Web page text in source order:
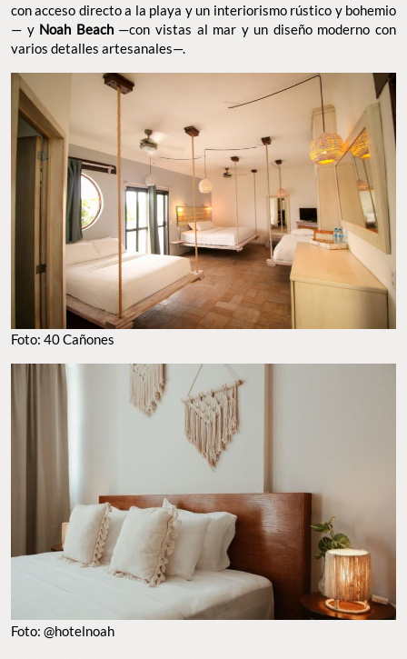
con acceso directo a la playa y un interiorismo rústico y bohemio
— y Noah Beach—con vistas al mar y un diseño moderno con
varios detalles artesanales—.
Foto: 40 Cañones
Foto: @hotelnoah